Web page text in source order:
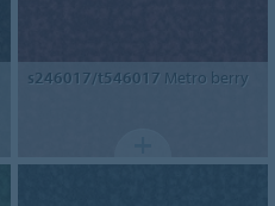
s246017/t546017 Metro berry